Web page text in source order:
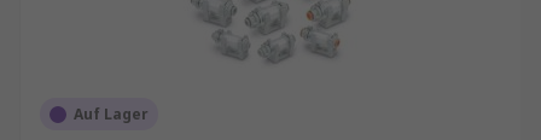
Auf Lager